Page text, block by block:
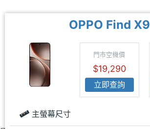
OPPO Find X9
門市空機價
$19,290
立即查詢
主螢幕尺寸